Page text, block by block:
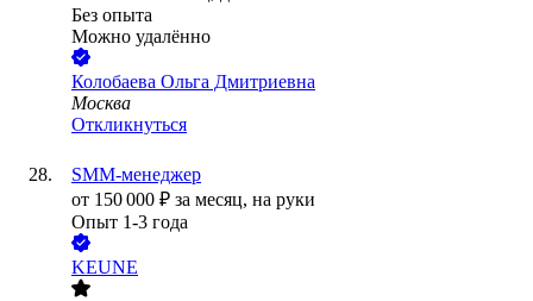
Без опыта
Можно удалённо
Колобаева Ольга Дмитриевна
Москва
Откликнуться
SMM-менеджер
от 150 000 ₽ за месяц, на руки
Опыт 1-3 года
KEUNE